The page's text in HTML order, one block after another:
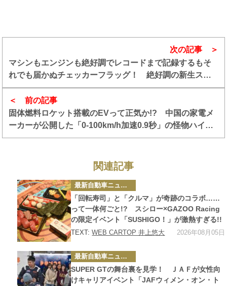
前の記事
固体燃料ロケット搭載のEVって正気か!? 中国の家電メ
ーカーが公開した「0-100km/h加速0.9秒」の怪物ハイパ
ーカーの正体に迫る
次の記事
マシンもエンジンも絶好調でレコードまで記録するもそ
れでも届かぬチェッカーフラッグ！ 絶好調の新生スバ
ル BRZ GT300を襲ったSUPER GT第２戦の悲劇
関連記事
カ
テ
ゴ
リ
ー
最新自動車ニュース
「回転寿司」と「クルマ」が奇跡のコラボ……
って一体何ごと!? スシロー×GAZOO Racing
の限定イベント「SUSHIGO！」が激熱すぎる!!
TEXT:WEB CARTOP 井上悠大 2026年08月05日
カ
テ
ゴ
リ
ー
最新自動車ニュース
SUPER GTの舞台裏を見学！ ＪＡＦが女性向
けキャリアイベント「JAFウィメン・オン・ト